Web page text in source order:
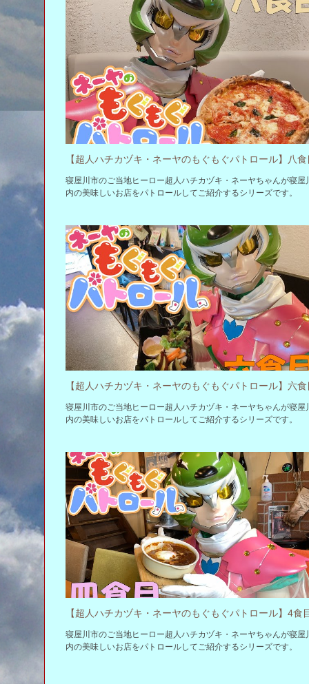
寝屋川市のご当地ヒーロー超人ハチカヅキ・ネーヤちゃんが寝屋
内の美味しいお店をパトロールしてご紹介するシリーズです。
寝屋川市のご当地ヒーロー超人ハチカヅキ・ネーヤちゃんが寝屋
内の美味しいお店をパトロールしてご紹介するシリーズです。
寝屋川市のご当地ヒーロー超人ハチカヅキ・ネーヤちゃんが寝屋
内の美味しいお店をパトロールしてご紹介するシリーズです。